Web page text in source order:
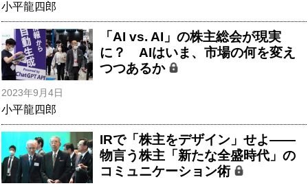
小平龍四郎
「AI vs. AI」の株主総会が現実
に？ AIはいま、市場の何を変え
つつあるか
2023年9月4日
小平龍四郎
IRで「株主をデザイン」せよ――
物言う株主「新たな全盛時代」の
コミュニケーション術